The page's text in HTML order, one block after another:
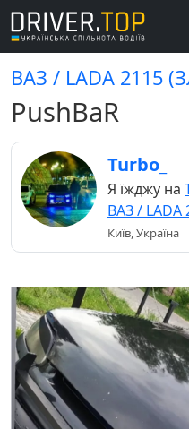
ВАЗ / LADA 2115
PushBaR
Turbo_
Я їжджу на
ВАЗ / LADA
Київ, Україна